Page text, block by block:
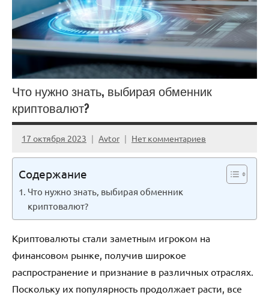
Что нужно знать, выбирая обменник
криптовалют?
17 октября 2023 Avtor Нет комментариев
Содержание
Что нужно знать, выбирая обменник
криптовалют?
Криптовалюты стали заметным игроком на
финансовом рынке, получив широкое
распространение и признание в различных отраслях.
Поскольку их популярность продолжает расти, все